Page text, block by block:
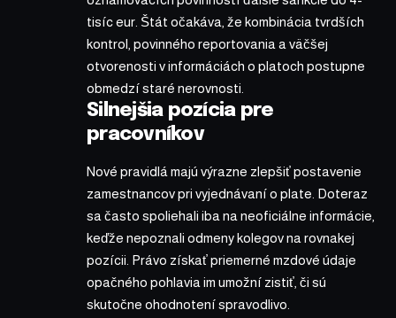
tisíc eur. Štát očakáva, že kombinácia tvrdších
kontrol, povinného reportovania a väčšej
otvorenosti v informáciách o platoch postupne
obmedzí staré nerovnosti.
Silnejšia pozícia pre
pracovníkov
Nové pravidlá majú výrazne zlepšiť postavenie
zamestnancov pri vyjednávaní o plate. Doteraz
sa často spoliehali iba na neoficiálne informácie,
keďže nepoznali odmeny kolegov na rovnakej
pozícii. Právo získať priemerné mzdové údaje
opačného pohlavia im umožní zistiť, či sú
skutočne ohodnotení spravodlivo.